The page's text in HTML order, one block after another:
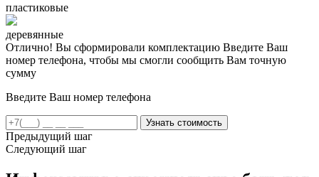
пластиковые
деревянные
Отлично! Вы сформировали комплектацию Введите Ваш
номер телефона, чтобы мы смогли сообщить Вам точную
сумму
Введите Ваш номер телефона
Предыдущий шаг
Следующий шаг